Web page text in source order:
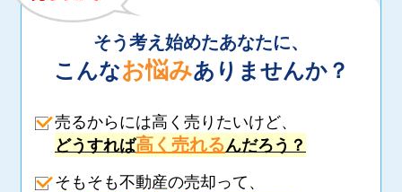
そう考え始めたあなたに、
こんなお悩みありませんか？
売るからには高く売りたいけど、
どうすれば高く売れる んだろう？
そもそも不動産の売却って、